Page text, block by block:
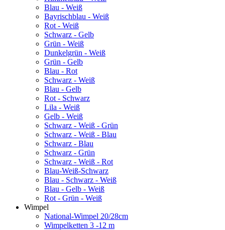
Blau - Weiß
Bayrischblau - Weiß
Rot - Weiß
Schwarz - Gelb
Grün - Weiß
Dunkelgrün - Weiß
Grün - Gelb
Blau - Rot
Schwarz - Weiß
Blau - Gelb
Rot - Schwarz
Lila - Weiß
Gelb - Weiß
Schwarz - Weiß - Grün
Schwarz - Weiß - Blau
Schwarz - Blau
Schwarz - Grün
Schwarz - Weiß - Rot
Blau-Weiß-Schwarz
Blau - Schwarz - Weiß
Blau - Gelb - Weiß
Rot - Grün - Weiß
Wimpel
National-Wimpel 20/28cm
Wimpelketten 3 -12 m